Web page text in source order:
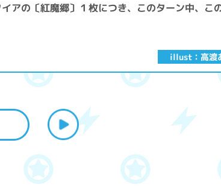
illust：高渡
アの〔紅魔郷〕１枚につき、このターン中、こ